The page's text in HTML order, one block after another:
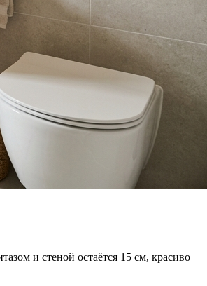
и стеной остаётся 15 см, красиво